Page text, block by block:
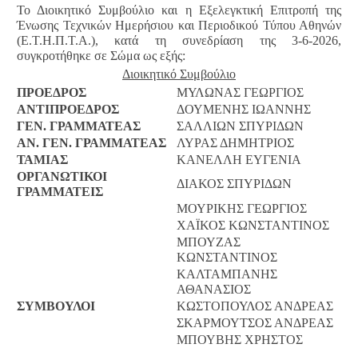
Το Διοικητικό Συμβούλιο και η Εξελεγκτική Επιτροπή της
Ένωσης Τεχνικών Ημερήσιου και Περιοδικού Τύπου Αθηνών
(Ε.Τ.Η.Π.Τ.Α.), κατά τη συνεδρίαση της 3-6-2026,
συγκροτήθηκε σε Σώμα ως εξής:
Διοικητικό Συμβούλιο
ΠΡΟΕΔΡΟΣ
ΜΥΛΩΝΑΣ ΓΕΩΡΓΙΟΣ
ΑΝΤΙΠΡΟΕΔΡΟΣ
ΔΟΥΜΕΝΗΣ ΙΩΑΝΝΗΣ
ΓΕΝ. ΓΡΑΜΜΑΤΕΑΣ
ΣΑΛΛΙΩΝ ΣΠΥΡΙΔΩΝ
ΑΝ. ΓΕΝ. ΓΡΑΜΜΑΤΕΑΣ
ΛΥΡΑΣ ΔΗΜΗΤΡΙΟΣ
ΤΑΜΙΑΣ
ΚΑΝΕΛΛΗ ΕΥΓΕΝΙΑ
ΟΡΓΑΝΩΤΙΚΟΙ
ΓΡΑΜΜΑΤΕΙΣ
ΔΙΑΚΟΣ ΣΠΥΡΙΔΩΝ
ΜΟΥΡΙΚΗΣ ΓΕΩΡΓΙΟΣ
ΧΑΪΚΟΣ ΚΩΝΣΤΑΝΤΙΝΟΣ
ΜΠΟΥΖΑΣ
ΚΩΝΣΤΑΝΤΙΝΟΣ
ΚΑΛΤΑΜΠΑΝΗΣ
ΑΘΑΝΑΣΙΟΣ
ΣΥΜΒΟΥΛΟΙ
ΚΩΣΤΟΠΟΥΛΟΣ ΑΝΔΡΕΑΣ
ΣΚΑΡΜΟΥΤΣΟΣ ΑΝΔΡΕΑΣ
ΜΠΟΥΒΗΣ ΧΡΗΣΤΟΣ